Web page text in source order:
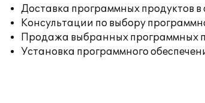
Доставка программных продуктов в
Консультации по выбору
Продажа выбранных программных
Установка программного